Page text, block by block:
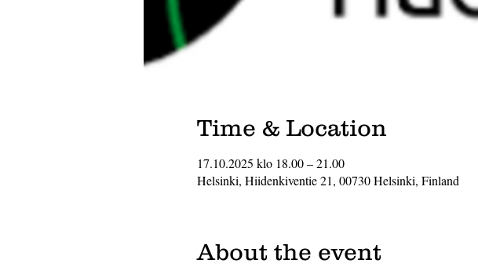
Time & Location
17.10.2025 klo 18.00 – 21.00
Helsinki, Hiidenkiventie 21, 00730 Helsinki, Finland
About the event